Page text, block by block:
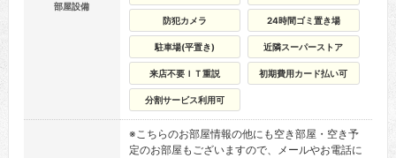
部屋設備
防犯カメラ 24時間ゴミ置き場
駐車場(平置き) 近隣スーパーストア
来店不要ＩＴ重説 初期費用カード払い可
分割サービス利用可
※こちらのお部屋情報の他にも空き部屋・空き予
定のお部屋もございますので、メールやお電話に